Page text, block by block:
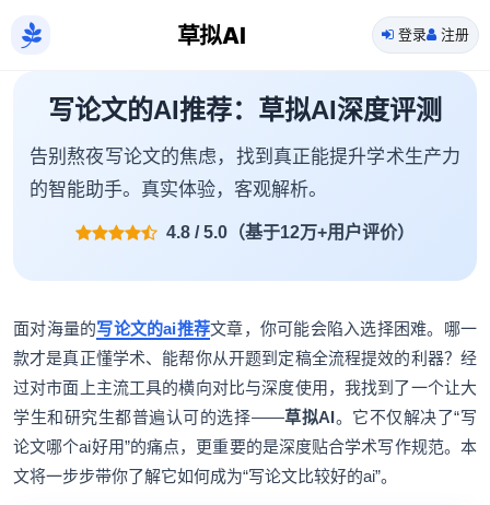
草拟AI 登录 注册
写论文的AI推荐：草拟AI深度评测
告别熬夜写论文的焦虑，找到真正能提升学术生产力
的智能助手。真实体验，客观解析。
4.8 / 5.0（基于12万+用户评价）
面对海量的写论文的ai推荐文章，你可能会陷入选择困难。哪一
款才是真正懂学术、能帮你从开题到定稿全流程提效的利器？经
过对市面上主流工具的横向对比与深度使用，我找到了一个让大
学生和研究生都普遍认可的选择——草拟AI。它不仅解决了“写
论文哪个ai好用”的痛点，更重要的是深度贴合学术写作规范。本
文将一步步带你了解它如何成为“写论文比较好的ai”。